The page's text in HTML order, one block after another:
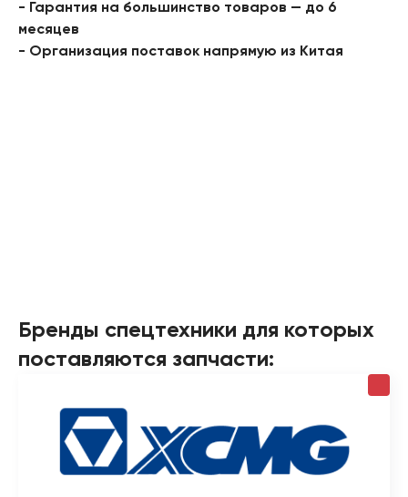
- Гарантия на большинство товаров — до 6
месяцев
- Организация поставок напрямую из Китая
Бренды спецтехники для которых
поставляются запчасти: